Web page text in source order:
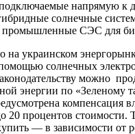
напрямую к
солнечные
промышленные СЭС для
на украинском
солнечных
можно
энергии по «Зеленому
компенсация
20 процентов стоимости.
— в зависимости от